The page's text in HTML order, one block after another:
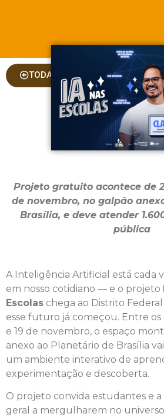
TODAS AS COLUNAS
Projeto gratuito acontece de
de novembro, no galpão
Brasília, e deve atender
pública
A Inteligência Artificial está cada
em nosso cotidiano — e o projeto
Escolas chega ao Distrito
esse futuro já começou. Entre
e 19 de novembro, o espaço
anexo ao Planetário de Brasília
um ambiente interativo de
experimentação e descoberta.
O projeto convida estudantes e
geral a mergulharem no